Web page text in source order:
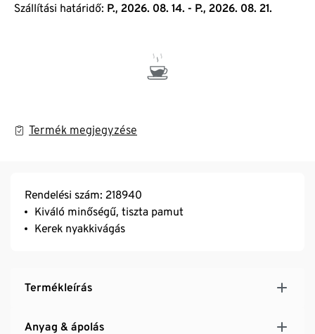
Szállítási határidő: P., 2026. 08. 14. - P., 2026. 08. 21.
Termék megjegyzése
Rendelési szám: 218940
Kiváló minőségű, tiszta pamut
Kerek nyakkivágás
Termékleírás
Anyag & ápolás